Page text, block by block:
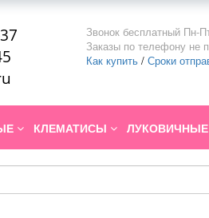
Звонок бесплатный Пн-
Заказы по телефону не
Как купить / Сроки
КЛЕМАТИСЫ ЛУКОВИЧНЫЕ